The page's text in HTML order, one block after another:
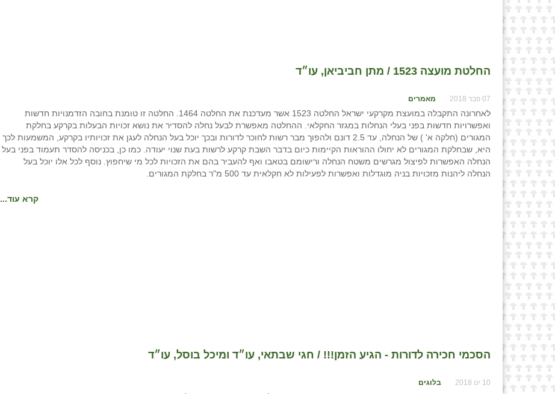
החלטת מועצה 1523 / מתן חביביאן, עו״ד
07 פבר 2018 מאמרים
לאחרונה התקבלה במועצת מקרקעי ישראל החלטה 1523 אשר מעדכנת את החלטה 1464. החלטה זו טומנת בחובה הזדמנויות חדשות
ואפשרויות חדשות בפני בעלי הנחלות במגזר החקלאי. ההחלטה מאפשרת לבעל נחלה להסדיר את נושא זכויות הבעלות בקרקע בחלקת
המגורים (חלקה א' ) של הנחלה, עד 2.5 דונם ולהפוך מבר רשות לחוכר לדורות ובכך יוכל בעל הנחלה לעגן את זכויותיו בקרקע, המשמעות לכך
היא, שבחלקת המגורים לא יחולו ההוראות הקיימות כיום בדבר השבת קרקע לרשות בעת שנוי יעודה. כמו כן, בכניסה להסדר תעמוד בפני בעל
הנחלה האפשרות לפיצול מגרשים משטח הנחלה ורישומם בטאבו ואף להעביר בהם את הזכויות לכל מי שיחפוץ. נוסף לכל אלו יוכל בעל
הנחלה ליהנות מזכויות בניה מוגדלות ואפשרות לפעילות לא חקלאית עד 500 מ"ר בחלקת המגורים.
קרא עוד...
הסכמי חכירה לדורות - הגיע הזמן!!! / חגי שבתאי, עו״ד ומיכל בוסל, עו״ד
10 ינו 2018 בלוגים